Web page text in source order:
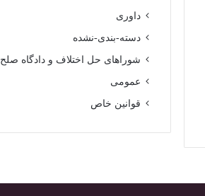
داوری
دسته-بندی-نشده
شوراهای حل اختلاف و دادگاه صلح
عمومی
قوانین خاص